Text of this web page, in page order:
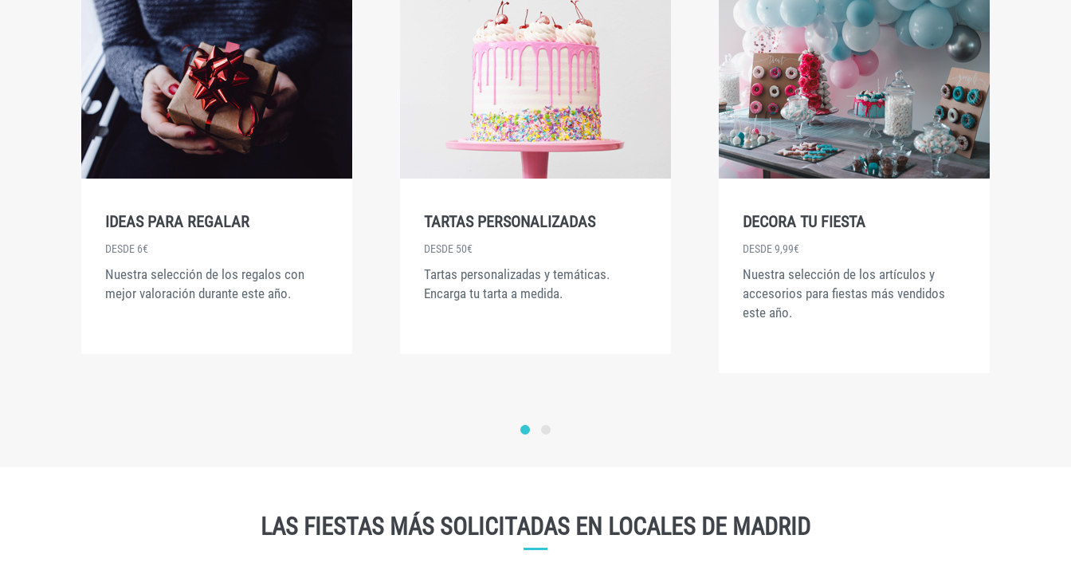
IDEAS PARA REGALAR
DESDE 6€
Nuestra selección de los regalos con
mejor valoración durante este año.
TARTAS PERSONALIZADAS
DESDE 50€
Tartas personalizadas y temáticas.
Encarga tu tarta a medida.
DECORA TU FIESTA
DESDE 9,99€
Nuestra selección de los artículos y
accesorios para fiestas más vendidos
este año.
LAS FIESTAS MÁS SOLICITADAS EN LOCALES DE MADRID